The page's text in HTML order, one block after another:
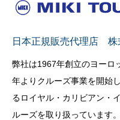
日本正規販売代理店 株
弊社は1967年創立のヨーロ
年よりクルーズ事業を開始
るロイヤル・カリビアン・
ルーズを取り扱っています